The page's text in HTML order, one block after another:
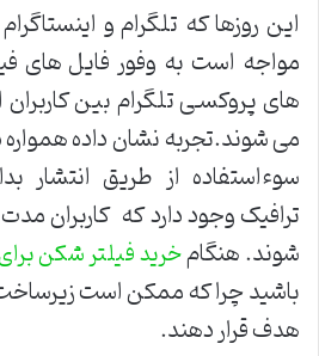
این روزها که تلگرام و
های پروکسـی تلگرام بین
می شوند.تجربه نشان داده
سوءاستفاده از طریق انتشار
ترافیک وجود دارد که کاربران
شوند. هنگامخرید فیلتر شکن
باشید چرا که ممکن است زیرساخت
هدف قرار دهند.